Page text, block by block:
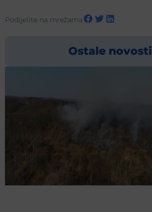
Podijelite na mrežama
Ostale novosti